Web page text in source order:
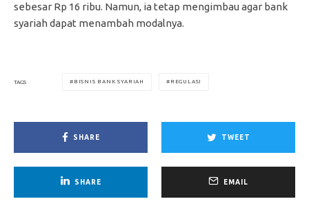
sebesar Rp 16 ribu. Namun, ia tetap mengimbau agar bank
syariah dapat menambah modalnya.
TAGS BISNIS BANK SYARIAH REGULASI
SHARE TWEET
SHARE EMAIL